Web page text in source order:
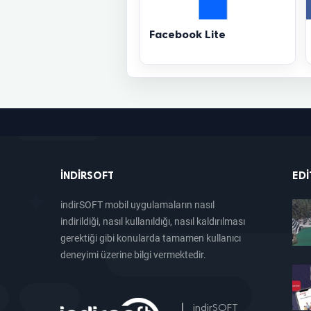
Facebook Lite
INDIRSOFT
indirSOFT mobil uygulamaların nasıl
indirildiği, nasıl kullanıldığı, nasıl kaldırılması
gerektiği gibi konularda tamamen kullanıcı
deneyimi üzerine bilgi vermektedir.
indirSOFT